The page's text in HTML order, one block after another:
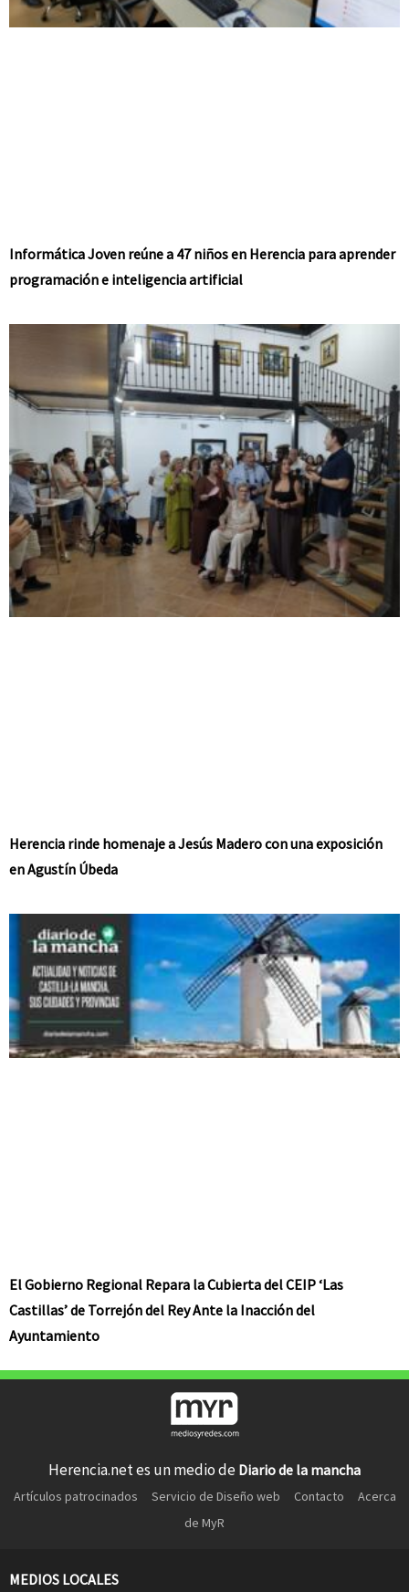
Informática Joven reúne a 47 niños en Herencia para aprender
programación e inteligencia artificial
Herencia rinde homenaje a Jesús Madero con una exposición
en Agustín Úbeda
El Gobierno Regional Repara la Cubierta del CEIP ‘Las
Castillas’ de Torrejón del Rey Ante la Inacción del
Ayuntamiento
Herencia.net es un medio de Diario de la mancha
Artículos patrocinados Servicio de Diseño web Contacto
Acerca
de MyR
MEDIOS LOCALES